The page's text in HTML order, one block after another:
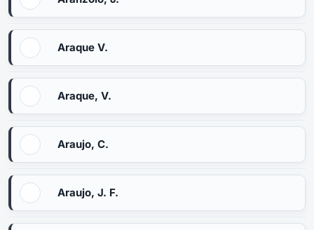
Araque V.
Araque, V.
Araujo, C.
Araujo, J. F.